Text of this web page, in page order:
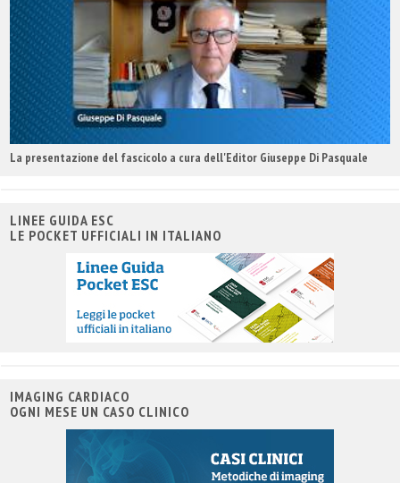
La presentazione del fascicolo a cura dell'Editor Giuseppe Di Pasquale
LINEE GUIDA ESC
LE POCKET UFFICIALI IN ITALIANO
IMAGING CARDIACO
OGNI MESE UN CASO CLINICO